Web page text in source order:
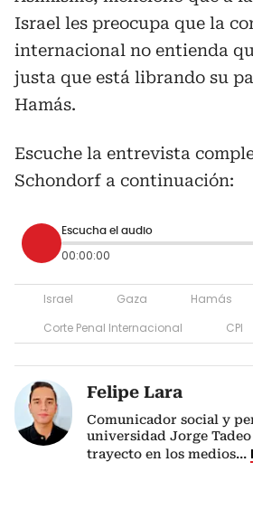
Israel les preocupa que la
internacional no entienda
justa que está librando su
Hamás.
Escuche la entrevista
Schondorf a continuación:
Escucha el audio
00:00:00
Israel Gaza
Hamás
Corte Penal Internacional
CPI
Felipe Lara
Comunicador social y
universidad Jorge
trayecto en los medios...